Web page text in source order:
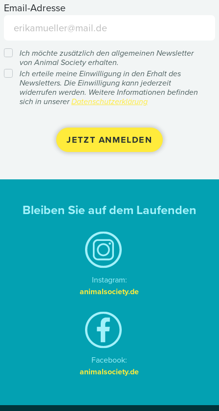
Email-Adresse
Ich möchte zusätzlich den allgemeinen Newsletter
von Animal Society erhalten.
Ich erteile meine Einwilligung in den Erhalt des
Newsletters. Die Einwilligung kann jederzeit
widerrufen werden. Weitere Informationen befinden
sich in unsererDatenschutzerklärung
Bleiben Sie auf dem Laufenden
Instagram:
animalsociety.de
Facebook:
animalsociety.de